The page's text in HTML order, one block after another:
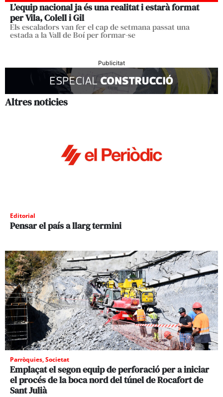
L’equip nacional ja és una realitat i estarà format
per Vila, Colell i Gil
Els escaladors van fer el cap de setmana passat una
estada a la Vall de Boí per formar-se
Publicitat
Altres noticies
Editorial
Pensar el país a llarg termini
Parròquies,Societat
Emplaçat el segon equip de perforació per a iniciar
el procés de la boca nord del túnel de Rocafort de
Sant Julià